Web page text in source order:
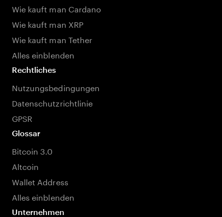
Wie kauft man Cardano
Wie kauft man XRP
Wie kauft man Tether
Alles einblenden
Rechtliches
Nutzungsbedingungen
Datenschutzrichtlinie
GPSR
Glossar
Bitcoin 3.0
Altcoin
Wallet Address
Alles einblenden
Unternehmen